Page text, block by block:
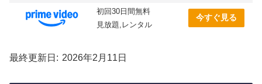
初回30日間無料
見放題,レンタル
今すぐ見る
最終更新日 2026年2月11日